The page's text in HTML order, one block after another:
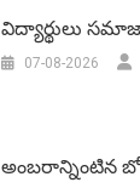
విద్యార్థులు
07-08-2026
అంబరాన్నింటిన